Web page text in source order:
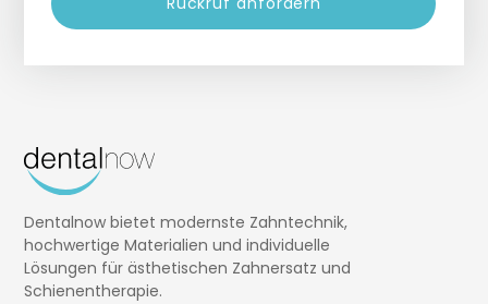
Dentalnow bietet modernste Zahntechnik,
hochwertige Materialien und individuelle
Lösungen für ästhetischen Zahnersatz und
Schienentherapie.